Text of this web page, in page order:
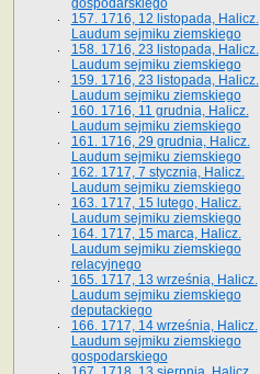
gospodarskiego
157. 1716, 12 listopada, Halicz.
Laudum sejmiku ziemskiego
158. 1716, 23 listopada, Halicz.
Laudum sejmiku ziemskiego
159. 1716, 23 listopada, Halicz.
Laudum sejmiku ziemskiego
160. 1716, 11 grudnia, Halicz.
Laudum sejmiku ziemskiego
161. 1716, 29 grudnia, Halicz.
Laudum sejmiku ziemskiego
162. 1717, 7 stycznia, Halicz.
Laudum sejmiku ziemskiego
163. 1717, 15 lutego, Halicz.
Laudum sejmiku ziemskiego
164. 1717, 15 marca, Halicz.
Laudum sejmiku ziemskiego
relacyjnego
165. 1717, 13 września, Halicz.
Laudum sejmiku ziemskiego
deputackiego
166. 1717, 14 września, Halicz.
Laudum sejmiku ziemskiego
gospodarskiego